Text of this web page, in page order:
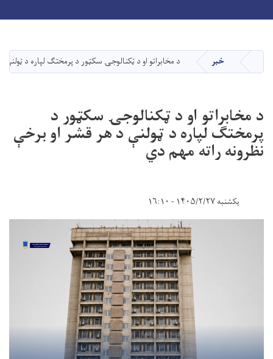
main
content
کورپاڼه
خبر د مخابراتو او د ټکنالوجۍ سکټور د پرمختګ لپاره د
د مخابراتو او د ټکنالوجۍ سکټور د
پرمختګ لپاره د ټولنې د هر قشر او برخې
نظرونه راته مهم دي
یکشنبه ۱۴۰۵/۲/۲۷ - ۱۶:۱۰